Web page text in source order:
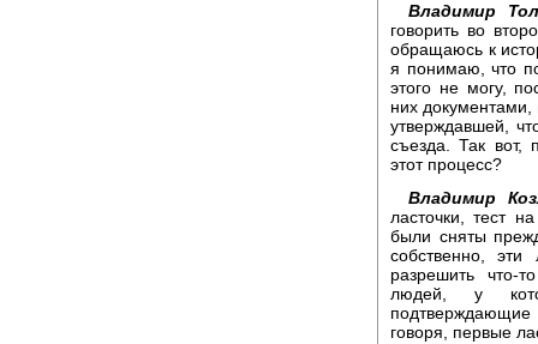
Владимир
говорить во
обращаюсь к
я понимаю, что
этого не могу,
них
утверждавшей,
съезда. Так вот,
этот процесс?
Владимир
ласточки, тест
были сняты
собственно,
разрешить что-
людей, у
подтверждающие
говоря, первые